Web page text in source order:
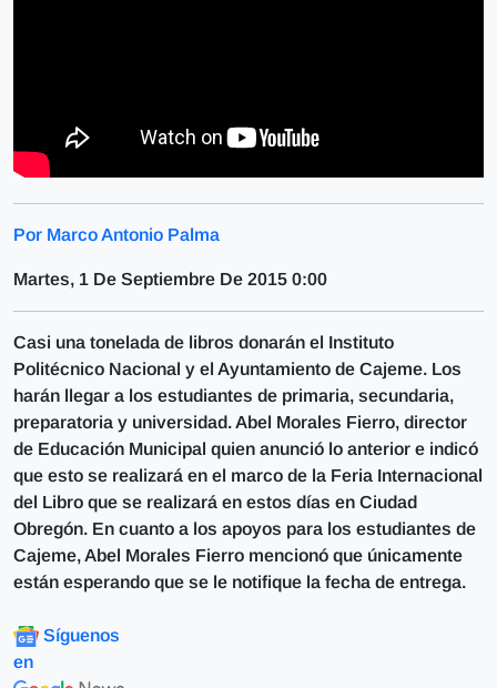
Por Marco Antonio Palma
Martes, 1 De Septiembre De 2015 0:00
Casi una tonelada de libros donarán el Instituto
Politécnico Nacional y el Ayuntamiento de Cajeme. Los
harán llegar a los estudiantes de primaria, secundaria,
preparatoria y universidad. Abel Morales Fierro, director
de Educación Municipal quien anunció lo anterior e indicó
que esto se realizará en el marco de la Feria Internacional
del Libro que se realizará en estos días en Ciudad
Obregón. En cuanto a los apoyos para los estudiantes de
Cajeme, Abel Morales Fierro mencionó que únicamente
están esperando que se le notifique la fecha de entrega.
Síguenos
en